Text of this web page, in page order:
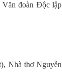
Văn đoàn Độc lập
Nhà thơ Nguyễn